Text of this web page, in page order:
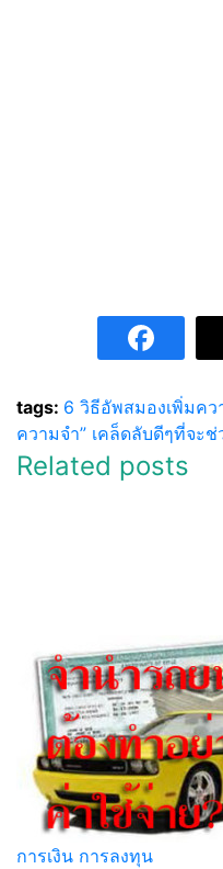
tags: 6 วิธีอัพสมองเพิ่มคว
ความจำ” เคล็ดลับดีๆที่จะ
Related posts
การเงิน การลงทุน